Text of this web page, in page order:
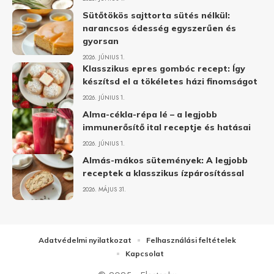
Sütőtökös sajttorta sütés nélkül:
narancsos édesség egyszerűen és
gyorsan
2026. JÚNIUS 1.
Klasszikus epres gombóc recept: Így
készítsd el a tökéletes házi finomságot
2026. JÚNIUS 1.
Alma-cékla-répa lé – a legjobb
immunerősítő ital receptje és hatásai
2026. JÚNIUS 1.
Almás-mákos sütemények: A legjobb
receptek a klasszikus ízpárosítással
2026. MÁJUS 31.
Adatvédelmi nyilatkozat
Felhasználási feltételek
Kapcsolat